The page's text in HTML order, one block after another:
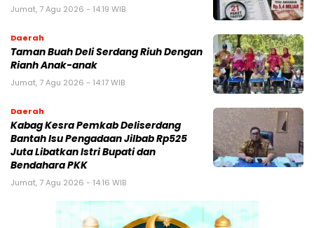
Jumat, 7 Agu 2026 - 14:19 WIB
Daerah
Taman Buah Deli Serdang Riuh Dengan
Rianh Anak-anak
Jumat, 7 Agu 2026 - 14:17 WIB
Daerah
Kabag Kesra Pemkab Deliserdang
Bantah Isu Pengadaan Jilbab Rp525
Juta Libatkan Istri Bupati dan
Bendahara PKK
Jumat, 7 Agu 2026 - 14:16 WIB